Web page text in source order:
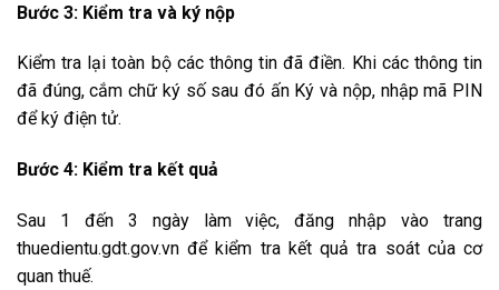
Bước 3: Kiểm tra và ký nộp
Kiểm tra lại toàn bộ các thông tin đã điền. Khi các thông tin
đã đúng, cắm chữ ký số sau đó ấn Ký và nộp, nhập mã PIN
để ký điện tử.
Bước 4: Kiểm tra kết quả
Sau 1 đến 3 ngày làm việc, đăng nhập vào trang
thuedientu.gdt.gov.vn để kiểm tra kết quả tra soát của cơ
quan thuế.